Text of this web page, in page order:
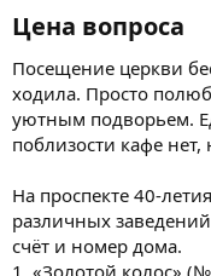
Цена вопроса​
Посещение церкви
ходила. Просто
уютным подворьем.
поблизости кафе
На проспекте 40-
различных
счёт и номер дома.
1. «Золотой колос»